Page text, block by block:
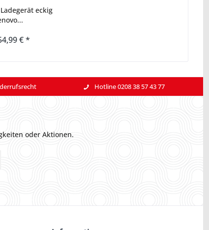
eckig
€ *
Hotline 0208 38 57 43 77
oder Aktionen.